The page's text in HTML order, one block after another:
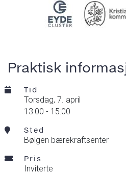
Praktisk
Tid
torsdag, 7. april
13:00 - 15:00
Sted
Bølgen bærekraftsenter
Pris
Inviterte